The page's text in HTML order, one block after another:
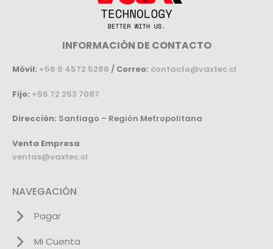
INFORMACIÓN DE CONTACTO
Móvil: +56 9 4572 5288 / Correo: contacto@vaxtec.cl
Fijo: +56 72 253 7087
Dirección: Santiago – Región Metropolitana
Venta Empresa
ventas@vaxtec.cl
NAVEGACIÓN
Pagar
Mi Cuenta